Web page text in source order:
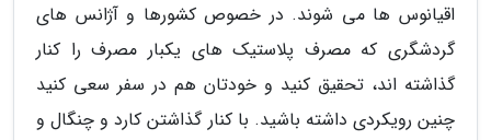
اقیانوس ها می شوند. در خصوص کشورها و آژانس های
گردشگری که مصرف پلاستیک های یکبار مصرف را کنار
گذاشته اند، تحقیق کنید و خودتان هم در سفر سعی کنید
چنین رویکردی داشته باشید. با کنار گذاشتن کارد و چنگال و